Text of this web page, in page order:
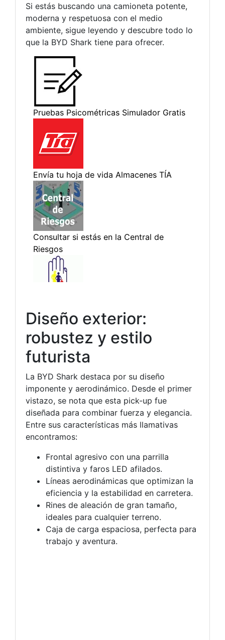
Si estás buscando una camioneta potente,
moderna y respetuosa con el medio
ambiente, sigue leyendo y descubre todo lo
que la BYD Shark tiene para ofrecer.
Diseño exterior:
robustez y estilo
futurista
La BYD Shark destaca por su diseño
imponente y aerodinámico. Desde el primer
vistazo, se nota que esta pick-up fue
diseñada para combinar fuerza y elegancia.
Entre sus características más llamativas
encontramos:
Frontal agresivo con una parrilla
distintiva y faros LED afilados.
Líneas aerodinámicas que optimizan la
eficiencia y la estabilidad en carretera.
Rines de aleación de gran tamaño,
ideales para cualquier terreno.
Caja de carga espaciosa, perfecta para
trabajo y aventura.